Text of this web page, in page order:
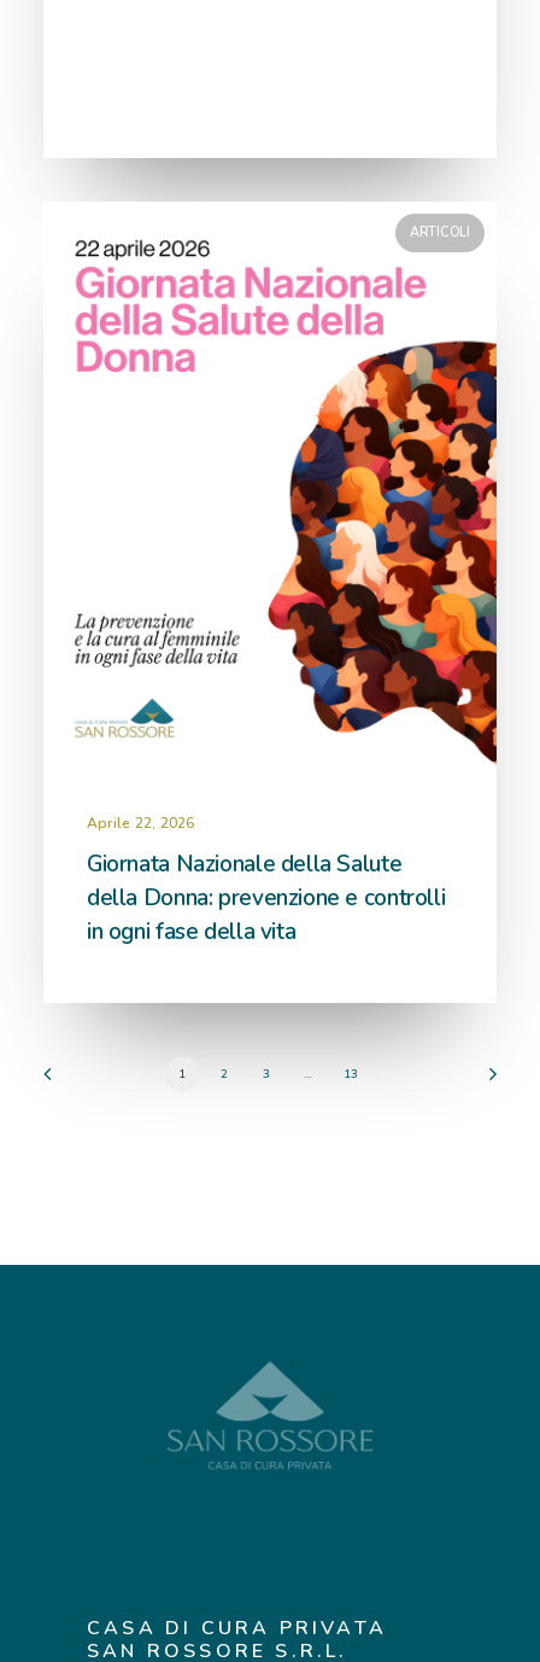
ARTICOLI
Aprile 22, 2026
Giornata Nazionale della Salute
della Donna: prevenzione e controlli
in ogni fase della vita
1 2 3 … 13
CASA DI CURA PRIVATA
SAN ROSSORE S.R.L.